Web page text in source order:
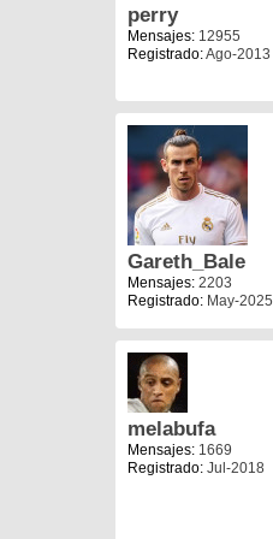
perry
Mensajes: 12955
Registrado:Ago-2013
Gareth_Bale
Mensajes: 2203
Registrado: May-2025
melabufa
Mensajes: 1669
Registrado: Jul-2018